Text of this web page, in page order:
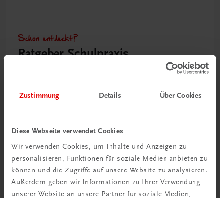
Zustimmung Details Über Cookies
Diese Webseite verwendet Cookies
Wir verwenden Cookies, um Inhalte und Anzeigen zu
personalisieren, Funktionen für soziale Medien anbieten zu
können und die Zugriffe auf unsere Website zu analysieren.
Außerdem geben wir Informationen zu Ihrer Verwendung
unserer Website an unsere Partner für soziale Medien,
Schon entdeckt?
Ratgeber Schulpraxis